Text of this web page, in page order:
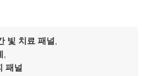
빛 치료 패널
패널